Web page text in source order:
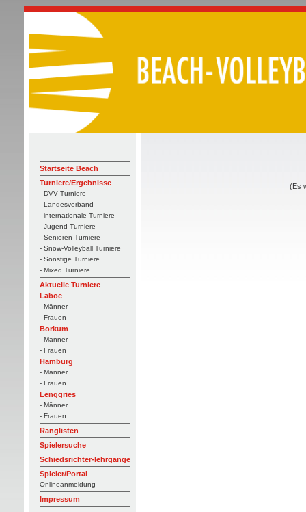
Startseite Beach
Turniere/Ergebnisse
- DVV Turniere
- Landesverband
- internationale Turniere
- Jugend Turniere
- Senioren Turniere
- Snow-Volleyball Turniere
- Sonstige Turniere
- Mixed Turniere
Aktuelle Turniere
Laboe
- Männer
- Frauen
Borkum
- Männer
- Frauen
Hamburg
- Männer
- Frauen
Lenggries
- Männer
- Frauen
Ranglisten
Spielersuche
Schiedsrichter-lehrgänge
Spieler/Portal
Onlineanmeldung
Impressum
(Es